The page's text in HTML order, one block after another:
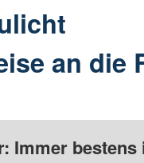
an die
Immer